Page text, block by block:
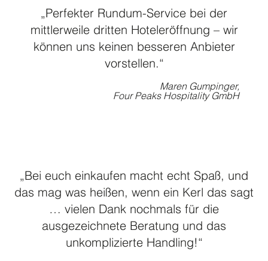
„Perfekter Rundum-Service bei der
mittlerweile dritten Hoteleröffnung – wir
können uns keinen besseren Anbieter
vorstellen.“
Maren Gumpinger,
Four Peaks Hospitality GmbH
„Bei euch einkaufen macht echt Spaß, und
das mag was heißen, wenn ein Kerl das sagt
… vielen Dank nochmals für die
ausgezeichnete Beratung und das
unkomplizierte Handling!“